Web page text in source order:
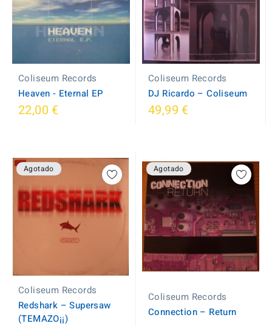
Coliseum Records
Heaven - Eternal EP
22,00 €
Coliseum Records
DJ Ricardo ‎– Coliseum
49,99 €
Agotado
Coliseum Records
Redshark ‎– Supersaw
(TEMAZO¡¡)
Agotado
Coliseum Records
Connection – Return